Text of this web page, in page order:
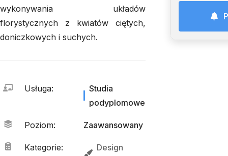
wykonywania układów
florystycznych z kwiatów ciętych,
doniczkowych i suchych.
Usługa:
Studia
podyplomowe
Poziom: Zaawansowany
Kategorie:
Design